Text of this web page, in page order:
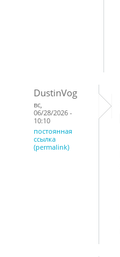
DustinVog
вс,
06/28/2026 -
10:10
постоянная
ссылка
(permalink)